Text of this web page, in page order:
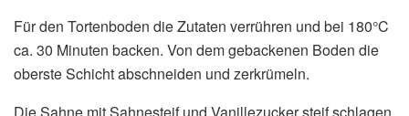
Für den Tortenboden die Zutaten verrühren und bei 180°C
ca. 30 Minuten backen. Von dem gebackenen Boden die
oberste Schicht abschneiden und zerkrümeln.